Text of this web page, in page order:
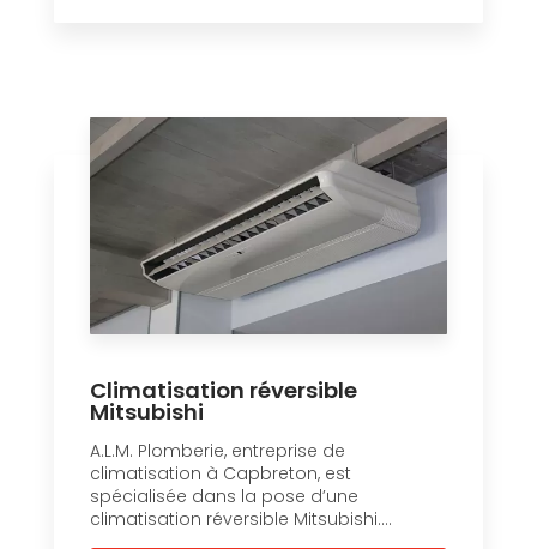
Climatisation réversible
Mitsubishi
A.L.M. Plomberie, entreprise de
climatisation à Capbreton, est
spécialisée dans la pose d’une
climatisation réversible Mitsubishi....